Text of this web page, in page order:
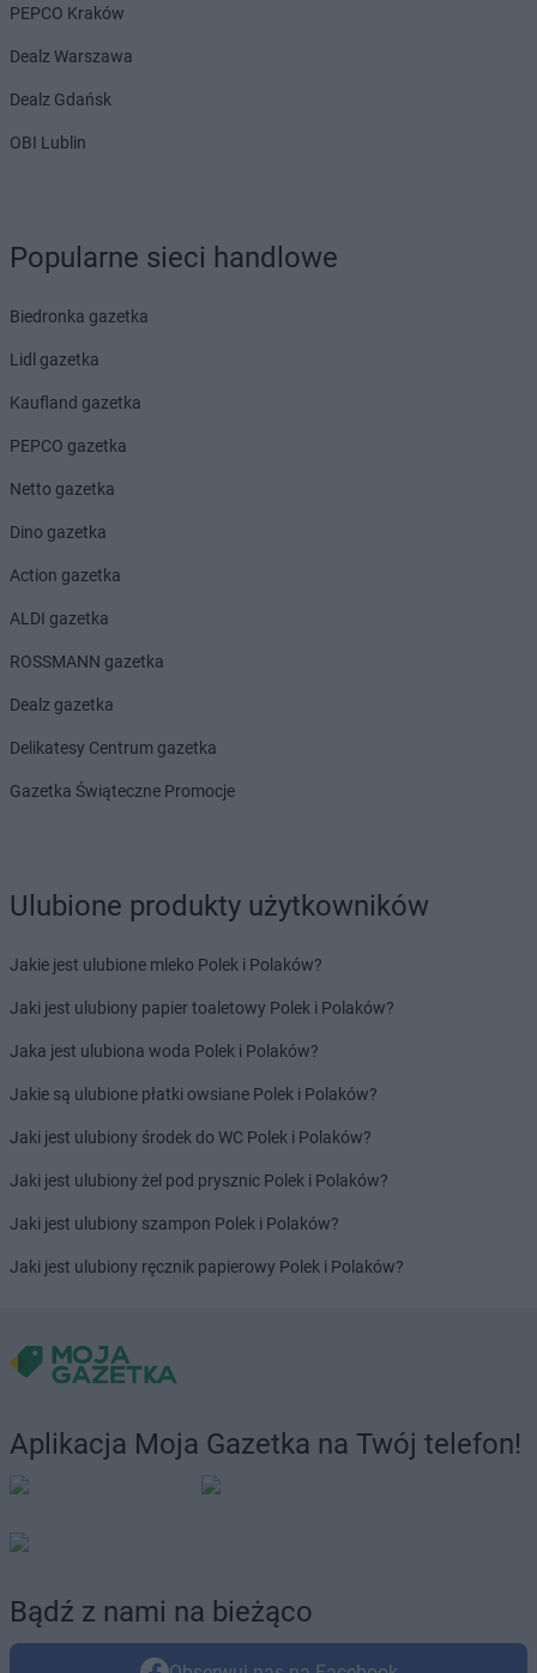
PEPCO Kraków
Dealz Warszawa
Dealz Gdańsk
OBI Lublin
Popularne sieci handlowe
Biedronka gazetka
Lidl gazetka
Kaufland gazetka
PEPCO gazetka
Netto gazetka
Dino gazetka
Action gazetka
ALDI gazetka
ROSSMANN gazetka
Dealz gazetka
Delikatesy Centrum gazetka
Gazetka Świąteczne Promocje
Ulubione produkty użytkowników
Jakie jest ulubione mleko Polek i Polaków?
Jaki jest ulubiony papier toaletowy Polek i Polaków?
Jaka jest ulubiona woda Polek i Polaków?
Jakie są ulubione płatki owsiane Polek i Polaków?
Jaki jest ulubiony środek do WC Polek i Polaków?
Jaki jest ulubiony żel pod prysznic Polek i Polaków?
Jaki jest ulubiony szampon Polek i Polaków?
Jaki jest ulubiony ręcznik papierowy Polek i Polaków?
Aplikacja Moja Gazetka na Twój telefon!
Bądź z nami na bieżąco